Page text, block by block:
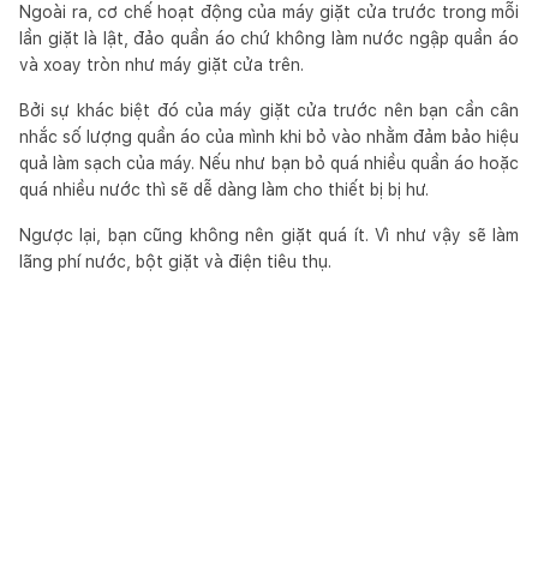
Ngoài ra, cơ chế hoạt động của máy giặt cửa trước trong mỗi
lần giặt là lật, đảo quần áo chứ không làm nước ngập quần áo
và xoay tròn như máy giặt cửa trên.
Bởi sự khác biệt đó của máy giặt cửa trước nên bạn cần cân
nhắc số lượng quần áo của mình khi bỏ vào nhằm đảm bảo hiệu
quả làm sạch của máy. Nếu như bạn bỏ quá nhiều quần áo hoặc
quá nhiều nước thì sẽ dễ dàng làm cho thiết bị bị hư.
Ngược lại, bạn cũng không nên giặt quá ít. Vì như vậy sẽ làm
lãng phí nước, bột giặt và điện tiêu thụ.